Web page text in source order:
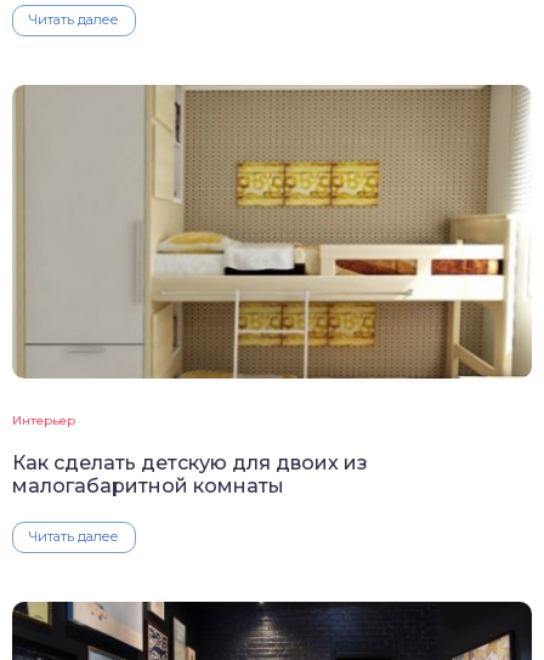
Читать далее
Интерьер
Как сделать детскую для двоих из
малогабаритной комнаты
Читать далее